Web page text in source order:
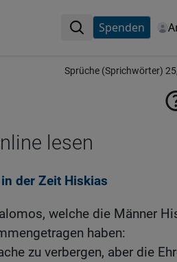
Spenden
Sprüche (Sprichwörter)
lesen
der Zeit Hiskias
welche die Männer
haben:
zu verbergen, aber die